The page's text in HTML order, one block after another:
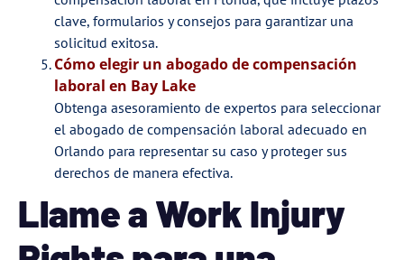
clave, formularios y consejos para garantizar una
solicitud exitosa.
Cómo elegir un abogado de compensación
laboral en Bay Lake
Obtenga asesoramiento de expertos para seleccionar
el abogado de compensación laboral adecuado en
Orlando para representar su caso y proteger sus
derechos de manera efectiva.
Llame a Work Injury